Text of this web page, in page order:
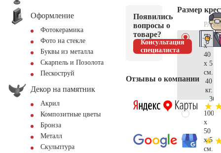
Оформление
Фотокерамика
Фото на стекле
Буквы из металла
Скарпель и Позолота
Пескоструй
Декор на памятник
Акрил
Композитные цветы
Бронза
Металл
Скульптура
Появились
вопросы о
товаре?
Консультация
специалиста
Отзывы о компании
Размер
70
x
40
x 5
см.
40
кг.
100
x
50
x 5
см.